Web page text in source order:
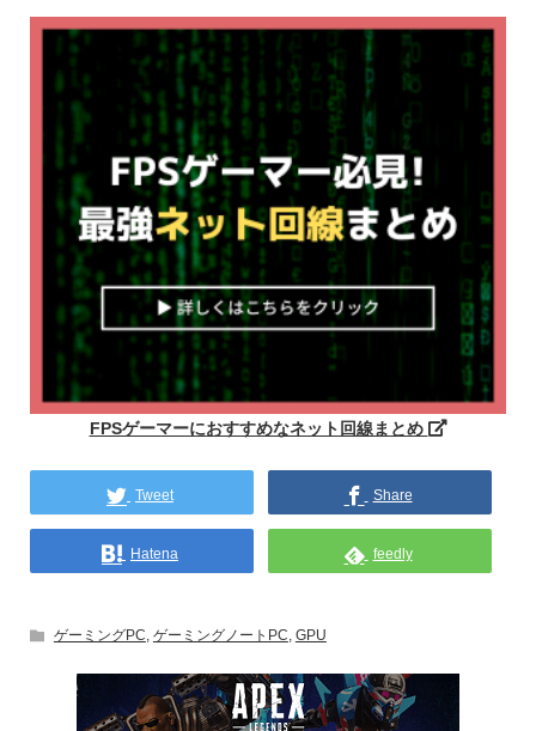
FPSゲーマーにおすすめなネット回線まとめ
Tweet Share
Hatena feedly
ゲーミングPC, ゲーミングノートPC, GPU